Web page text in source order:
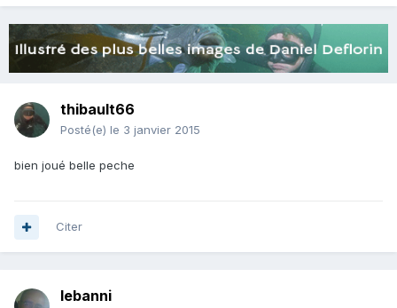
thibault66
Posté(e) le 3 janvier 2015
bien joué belle peche
Citer
lebanni